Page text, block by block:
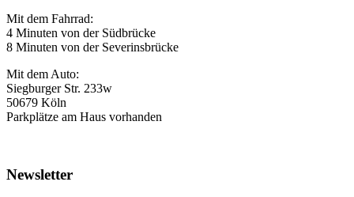
Mit dem Fahrrad:
4 Minuten von der Südbrücke
8 Minuten von der Severinsbrücke
Mit dem Auto:
Siegburger Str. 233w
50679 Köln
Parkplätze am Haus vorhanden
Newsletter